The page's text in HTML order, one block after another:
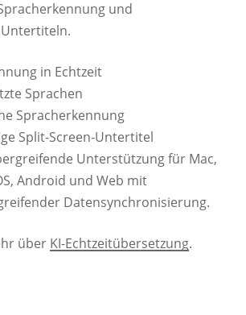
und
in Echtzeit
Sprachen
Spracherkennung
Split-Screen-Untertitel
Unterstützung für Mac,
Android und Web mit
Datensynchronisierung.
über KI-Echtzeitübersetzung.